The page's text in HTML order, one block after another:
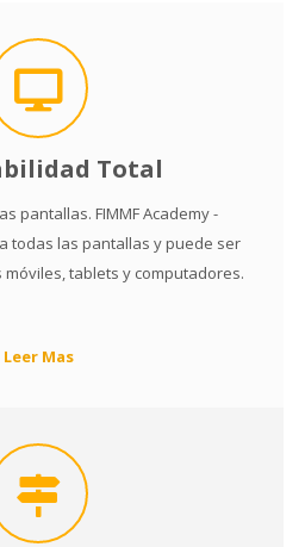
Total
pantallas. FIMMF Academy -
todas las pantallas y puede ser
tablets y computadores.
Leer Mas